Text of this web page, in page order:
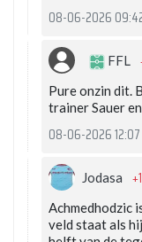
08-06-2026
FFL
Pure onzin dit.
trainer Sauer
08-06-2026 12:07
Jodasa
Achmedhodzic
veld staat als